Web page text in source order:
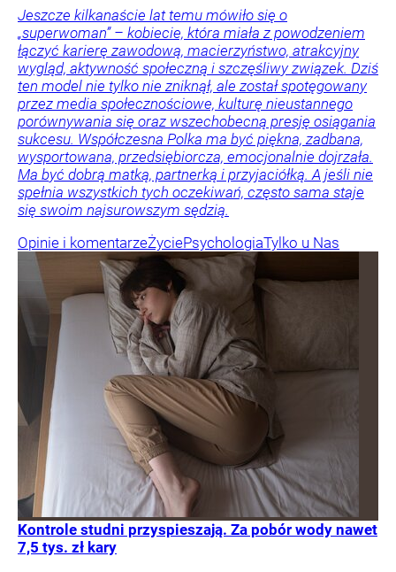
Jeszcze kilkanaście lat temu mówiło się o
„superwoman” – kobiecie, która miała z powodzeniem
łączyć karierę zawodową, macierzyństwo, atrakcyjny
wygląd, aktywność społeczną i szczęśliwy związek. Dziś
ten model nie tylko nie zniknął, ale został spotęgowany
przez media społecznościowe, kulturę nieustannego
porównywania się oraz wszechobecną presję osiągania
sukcesu. Współczesna Polka ma być piękna, zadbana,
wysportowana, przedsiębiorcza, emocjonalnie dojrzała.
Ma być dobrą matką, partnerką i przyjaciółką. A jeśli nie
spełnia wszystkich tych oczekiwań, często sama staje
się swoim najsurowszym sędzią.
Opinie i komentarzeŻyciePsychologiaTylko u Nas
Kontrole studni przyspieszają. Za pobór wody nawet
7,5 tys. zł kary